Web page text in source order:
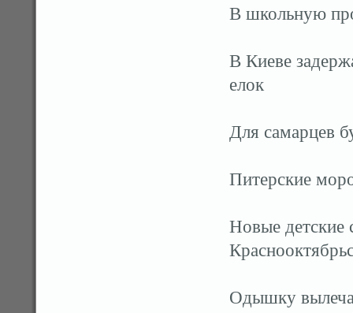
В школьную
В Киеве
елок
Для самарцев
Питерские
Новые детские
Одышку